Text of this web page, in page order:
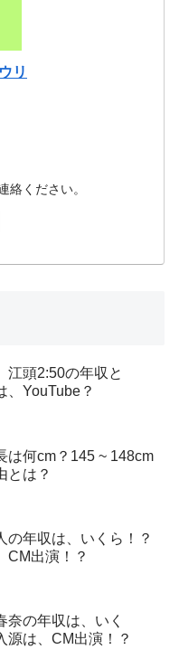
リ
絡ください。
江頭2:50の年収と
、YouTube？
は何cm？145 ~ 148cm
とは？
の年収は、いくら！？
CM出演！？
奈の年収は、いく
源は、CM出演！？